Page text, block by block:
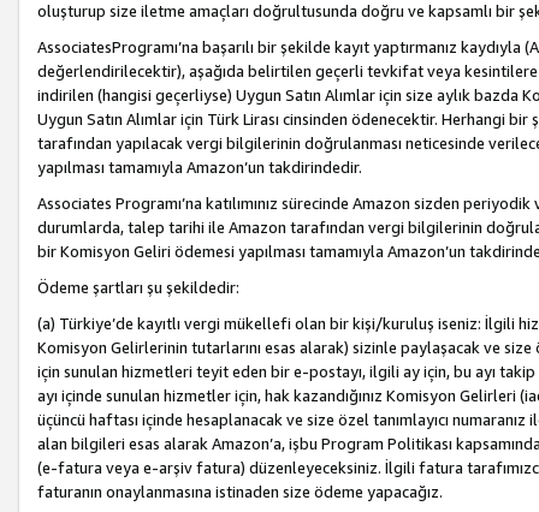
oluşturup size iletme amaçları doğrultusunda doğru ve kapsamlı bir
AssociatesProgramı’na başarılı bir şekilde kayıt yaptırmanız
değerlendirilecektir), aşağıda belirtilen geçerli tevkifat veya
indirilen (hangisi geçerliyse) Uygun Satın Alımlar için size aylık
Uygun Satın Alımlar için Türk Lirası cinsinden ödenecektir. Herhangi
tarafından yapılacak vergi bilgilerinin doğrulanması neticesinde
yapılması tamamıyla Amazon’un takdirindedir.
Associates Programı’na katılımınız sürecinde Amazon sizden
durumlarda, talep tarihi ile Amazon tarafından vergi bilgilerinin
bir Komisyon Geliri ödemesi yapılması tamamıyla Amazon’un
Ödeme şartları şu şekildedir:
(a) Türkiye’de kayıtlı vergi mükellefi olan bir kişi/kuruluş iseniz: İlgili
Komisyon Gelirlerinin tutarlarını esas alarak) sizinle paylaşacak ve
için sunulan hizmetleri teyit eden bir e-postayı, ilgili ay için, bu ayı
ayı içinde sunulan hizmetler için, hak kazandığınız Komisyon Gelirleri
üçüncü haftası içinde hesaplanacak ve size özel tanımlayıcı
alan bilgileri esas alarak Amazon’a, işbu Program Politikası
(e-fatura veya e-arşiv fatura) düzenleyeceksiniz. İlgili fatura
faturanın onaylanmasına istinaden size ödeme yapacağız.